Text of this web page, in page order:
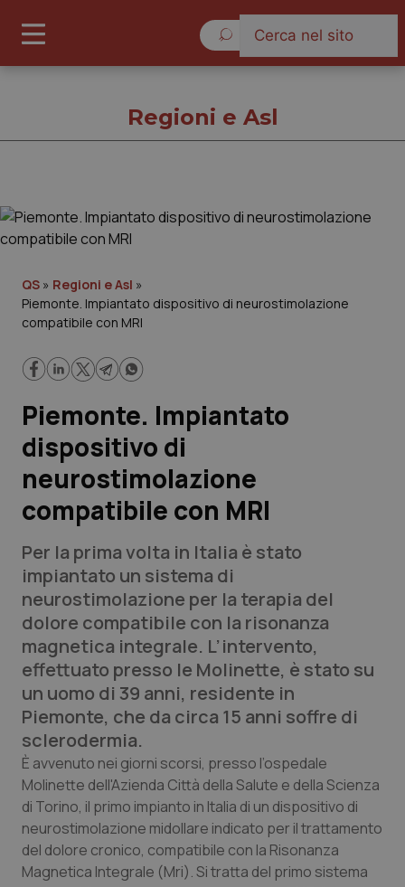
Governo e Parlamento
Regioni e Asl
Lavoro e Professioni
Scienza e Farmaci
Studi e Analisi
Lettere al direttore
Edizioni Regionali
QS Pro
Professionisti Sanitari.AI
Abruzzo
Basilicata
Calabria
Campania
QS Pro Gold
Artrite & artrosi
Asma & BPCO
Car-T
QS Club Newsletter
Regioni e Asl
QS » Regioni e Asl »
Piemonte. Impiantato dispositivo di neurostimolazione
compatibile con MRI
Piemonte. Impiantato
dispositivo di
neurostimolazione
compatibile con MRI
Per la prima volta in Italia è stato
impiantato un sistema di
neurostimolazione per la terapia del
dolore compatibile con la risonanza
magnetica integrale. L’intervento,
effettuato presso le Molinette, è stato su
un uomo di 39 anni, residente in
Piemonte, che da circa 15 anni soffre di
sclerodermia.
È avvenuto nei giorni scorsi, presso l’ospedale
Molinette dell'Azienda Città della Salute e della Scienza
di Torino, il primo impianto in Italia di un dispositivo di
neurostimolazione midollare indicato per il trattamento
del dolore cronico, compatibile con la Risonanza
Magnetica Integrale (Mri). Si tratta del primo sistema